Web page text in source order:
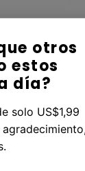
otros
estos
día?
solo US$1,99